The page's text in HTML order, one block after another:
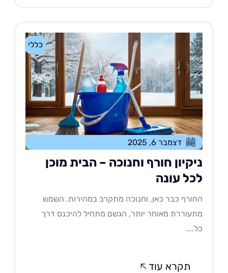
כללי
דצמבר 6, 2025
חורף וחנוכה – הבית מוכן
עונה
כבר כאן, וחנוכה מתקרב במהירות. השמש
מאוחר יותר, הגשם מתחיל להיכנס דרך
תקרא עוד